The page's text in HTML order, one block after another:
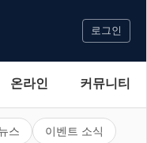
로그인
온라인 커뮤니티
스 이벤트 소식